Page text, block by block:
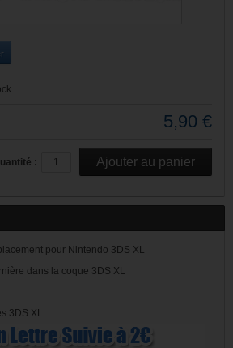
5,90 €
:
pour Nintendo 3DS XL
dans la coque 3DS XL
3DS XL